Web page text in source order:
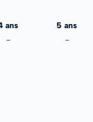
ans
-
5 ans
-